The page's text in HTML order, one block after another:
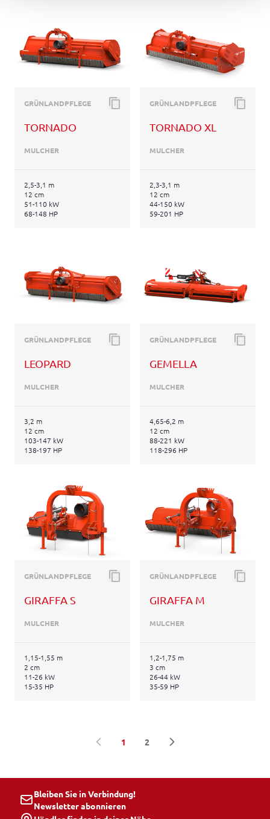
GRÜNLANDPFLEGE
TORNADO
MULCHER
2,5-3,1 m
12 cm
51-110 kW
68-148 HP
GRÜNLANDPFLEGE
TORNADO XL
MULCHER
2,3-3,1 m
12 cm
44-150 kW
59-201 HP
GRÜNLANDPFLEGE
LEOPARD
MULCHER
3,2 m
12 cm
103-147 kW
138-197 HP
GRÜNLANDPFLEGE
GEMELLA
MULCHER
4,65-6,2 m
12 cm
88-221 kW
118-296 HP
GRÜNLANDPFLEGE
GIRAFFA S
MULCHER
1,15-1,55 m
2 cm
11-26 kW
15-35 HP
GRÜNLANDPFLEGE
GIRAFFA M
MULCHER
1,2-1,75 m
3 cm
26-44 kW
35-59 HP
Sie lesen gerade die Seite
1
Seite
2
Bleiben Sie in Verbindung!
Newsletter abonnieren